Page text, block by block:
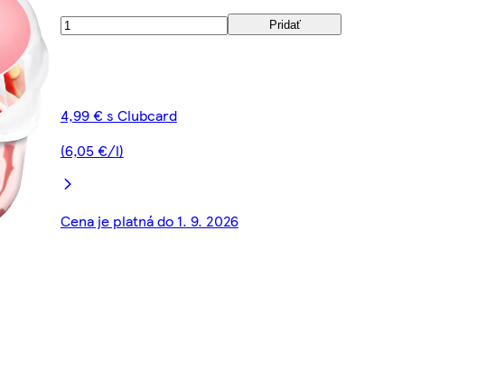
Pridať
4,99 € s Clubcard
(6,05 €/l)
Cena je platná do 1. 9. 2026